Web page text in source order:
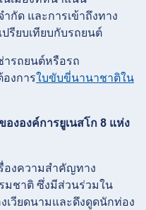
กัด และการเข้าถึงทาง
รียบเทียบกับรถยนต์
รถยนต์หรือรถ
งการใบขับขี่นานาชาติใน
งองค์การยูเนสโก 8 แห่ง
องความสำคัญทาง
มชาติ ซึ่งมีส่วนร่วมใน
วียดนามและดึงดูดนักท่อง